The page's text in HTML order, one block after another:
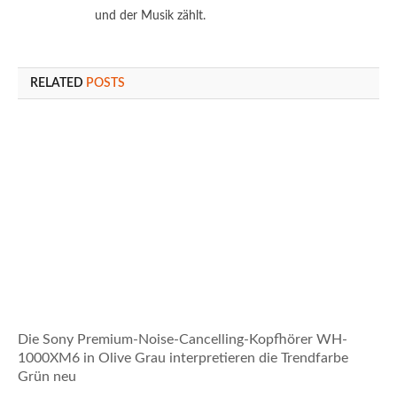
und der Musik zählt.
RELATED POSTS
Die Sony Premium-Noise-Cancelling-Kopfhörer WH-
1000XM6 in Olive Grau interpretieren die Trendfarbe
Grün neu